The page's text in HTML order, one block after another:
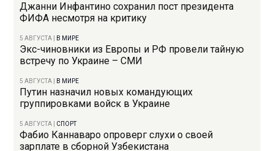
Джанни Инфантино сохранил пост президента
ФИФА несмотря на критику
5 АВГУСТА В МИРЕ
Экс-чиновники из Европы и РФ провели тайную
встречу по Украине – СМИ
5 АВГУСТА В МИРЕ
Путин назначил новых командующих
группировками войск в Украине
5 АВГУСТА СПОРТ
Фабио Каннаваро опроверг слухи о своей
зарплате в сборной Узбекистана